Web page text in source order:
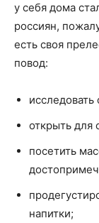
у себя дома
россиян,
есть своя
повод:
открыть для
посетить
напитки;